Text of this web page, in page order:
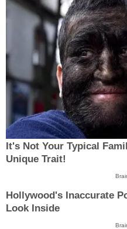
It's Not Your Typical
Unique Trait!
Hollywood's Inaccurate
Look Inside